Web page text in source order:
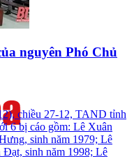
nguyên Phó Chủ
chiều 27-12, TAND tỉnh
6 bị cáo gồm: Lê Xuân
sinh năm 1979; Lê
Đạt, sinh năm 1998; Lê